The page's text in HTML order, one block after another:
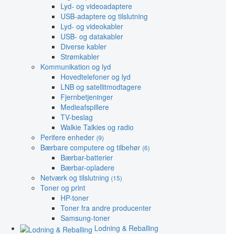
Lyd- og videoadaptere
USB-adaptere og tilslutning
Lyd- og videokabler
USB- og datakabler
Diverse kabler
Strømkabler
Kommunikation og lyd
Hovedtelefoner og lyd
LNB og satellitmodtagere
Fjernbetjeninger
Medieafspillere
TV-beslag
Walkie Talkies og radio
Perifere enheder (9)
Bærbare computere og tilbehør (6)
Bærbar-batterier
Bærbar-opladere
Netværk og tilslutning (15)
Toner og print
HP-toner
Toner fra andre producenter
Samsung-toner
Lodning & Reballing